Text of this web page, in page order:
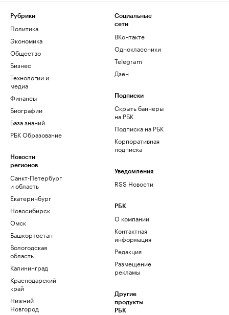
Рубрики
Политика
Экономика
Общество
Бизнес
Технологии и
медиа
Финансы
Биографии
База знаний
РБК Образование
Новости
регионов
Санкт-Петербург
и область
Екатеринбург
Новосибирск
Омск
Башкортостан
Вологодская
область
Калининград
Краснодарский
край
Нижний
Новгород
Социальные
сети
ВКонтакте
Одноклассники
Telegram
Дзен
Подписки
Скрыть баннеры
на РБК
Подписка на РБК
Корпоративная
подписка
Уведомления
RSS Новости
РБК
О компании
Контактная
информация
Редакция
Размещение
рекламы
Другие
продукты
РБК